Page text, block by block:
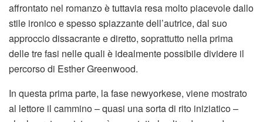
affrontato nel romanzo è tuttavia resa molto piacevole dallo
stile ironico e spesso spiazzante dell’autrice, dal suo
approccio dissacrante e diretto, soprattutto nella prima
delle tre fasi nelle quali è idealmente possibile dividere il
percorso di Esther Greenwood.
In questa prima parte, la fase newyorkese, viene mostrato
al lettore il cammino – quasi una sorta di rito iniziatico –